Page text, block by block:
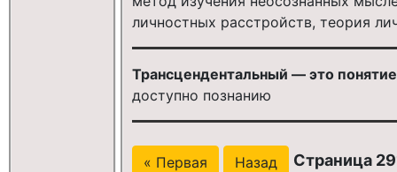
личностных расстройств, теория
Трансцендентальный — это
доступно познанию
« Первая Назад Страница